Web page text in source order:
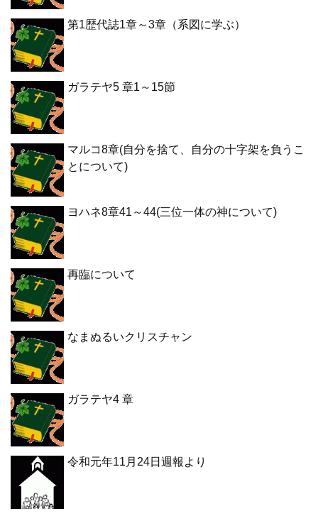
第1歴代誌1章～3章（系図に学ぶ）
ガラテヤ5 章1～15節
マルコ8章(自分を捨て、自分の十字架を負うこ
とについて)
ヨハネ8章41～44(三位一体の神について)
再臨について
なまぬるいクリスチャン
ガラテヤ4 章
令和元年11月24日週報より